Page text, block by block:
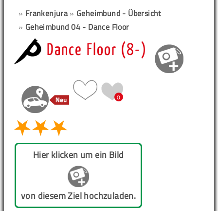
» Frankenjura» Geheimbund - Übersicht
» Geheimbund 04 - Dance Floor
Dance Floor (8-)
0
Hier klicken um ein Bild
von diesem Ziel hochzuladen.